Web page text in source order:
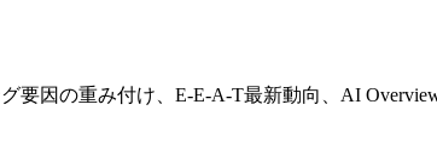
要因の重み付け、E-E-A-T最新動向、AI